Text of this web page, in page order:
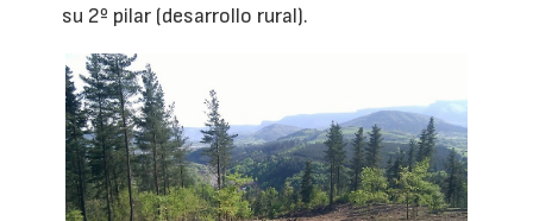
su 2º pilar (desarrollo rural).